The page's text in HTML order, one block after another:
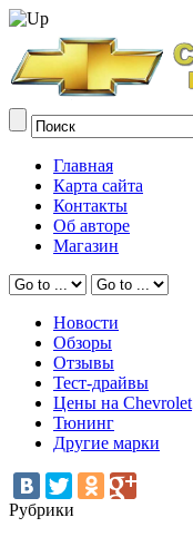
Главная
Карта сайта
Контакты
Об авторе
Магазин
Новости
Обзоры
Отзывы
Тест-драйвы
Цены на Chevrolet
Тюнинг
Другие марки
Рубрики